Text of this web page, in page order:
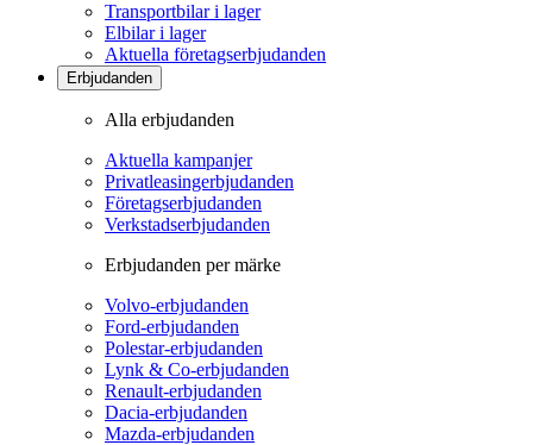
Transportbilar i lager
Elbilar i lager
Aktuella företagserbjudanden
Erbjudanden
Alla erbjudanden
Aktuella kampanjer
Privatleasingerbjudanden
Företagserbjudanden
Verkstadserbjudanden
Erbjudanden per märke
Volvo-erbjudanden
Ford-erbjudanden
Polestar-erbjudanden
Lynk & Co-erbjudanden
Renault-erbjudanden
Dacia-erbjudanden
Mazda-erbjudanden